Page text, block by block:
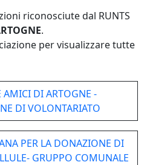
riconosciute dal RUNTS
.
per visualizzare tutte
AMICI DI ARTOGNE -
DI VOLONTARIATO
PER LA DONAZIONE DI
GRUPPO COMUNALE